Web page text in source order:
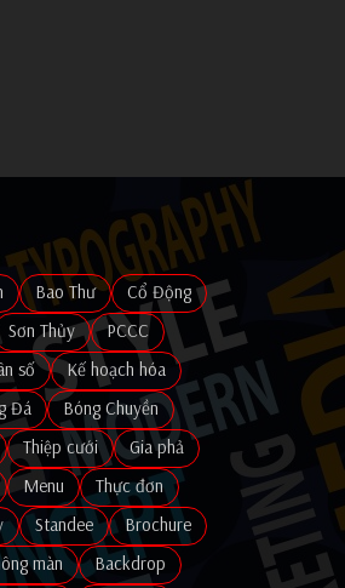
Bao Thư
Cổ Động
Sơn Thủy
PCCC
số
Kế hoạch hóa
Đá
Bóng Chuyền
Thiệp cưới
Gia phả
Menu
Thực đơn
Standee
Brochure
màn
Backdrop